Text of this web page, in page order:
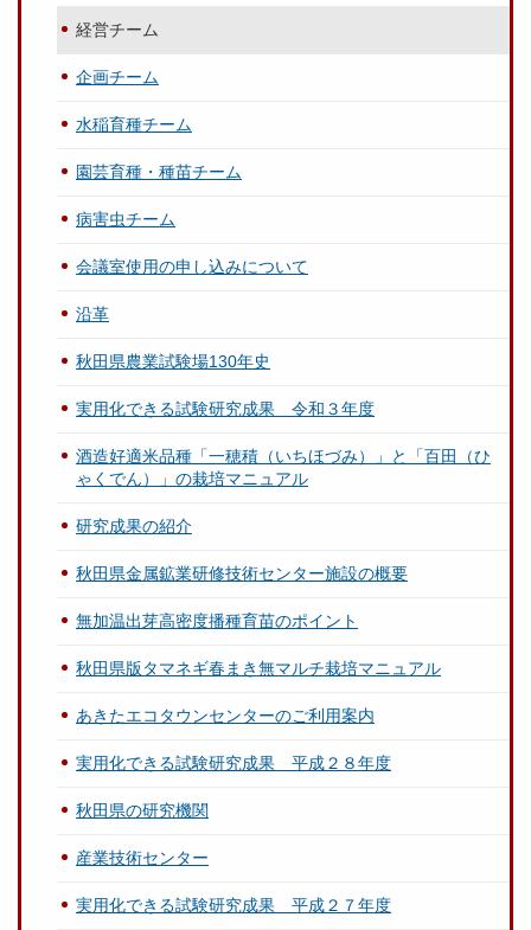
経営チーム
企画チーム
水稲育種チーム
園芸育種・種苗チーム
病害虫チーム
会議室使用の申し込みについて
沿革
秋田県農業試験場130年史
実用化できる試験研究成果 令和３年度
酒造好適米品種「一穂積（いちほづみ）」と「百田（ひ
ゃくでん）」の栽培マニュアル
研究成果の紹介
秋田県金属鉱業研修技術センター施設の概要
無加温出芽高密度播種育苗のポイント
秋田県版タマネギ春まき無マルチ栽培マニュアル
あきたエコタウンセンターのご利用案内
実用化できる試験研究成果 平成２８年度
秋田県の研究機関
産業技術センター
実用化できる試験研究成果 平成２７年度